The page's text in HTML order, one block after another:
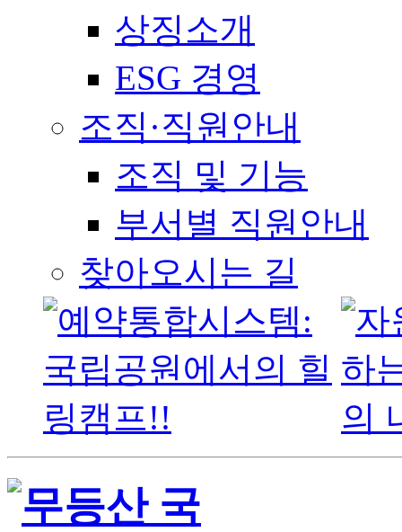
상징소개
ESG 경영
조직·직원안내
조직 및 기능
부서별 직원안내
찾아오시는 길